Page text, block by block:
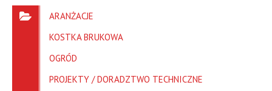
ARANŻACJE
KOSTKA BRUKOWA
OGRÓD
PROJEKTY / DORADZTWO TECHNICZNE